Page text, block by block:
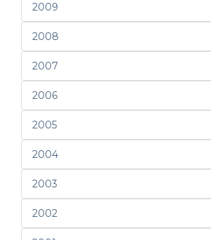
2009
2008
2007
2006
2005
2004
2003
2002